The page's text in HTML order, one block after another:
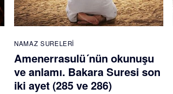
NAMAZ SURELERI
Amenerrasulü´nün okunuşu
ve anlamı. Bakara Suresi son
iki ayet (285 ve 286)